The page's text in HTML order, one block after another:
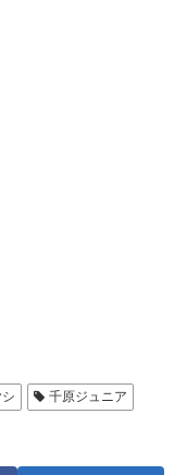
千原ジュニア